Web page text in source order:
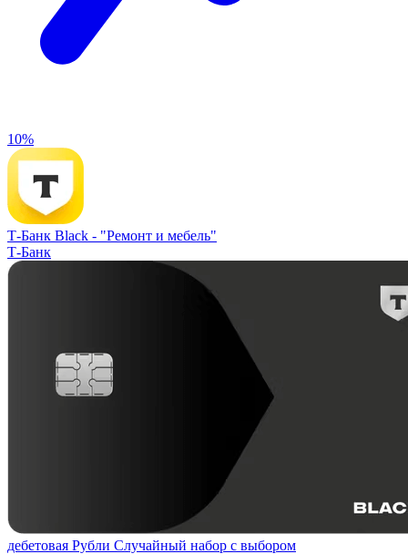
10%
Т-Банк Black - "Ремонт и мебель"
Т-Банк
дебетовая Рубли Случайный набор с выбором